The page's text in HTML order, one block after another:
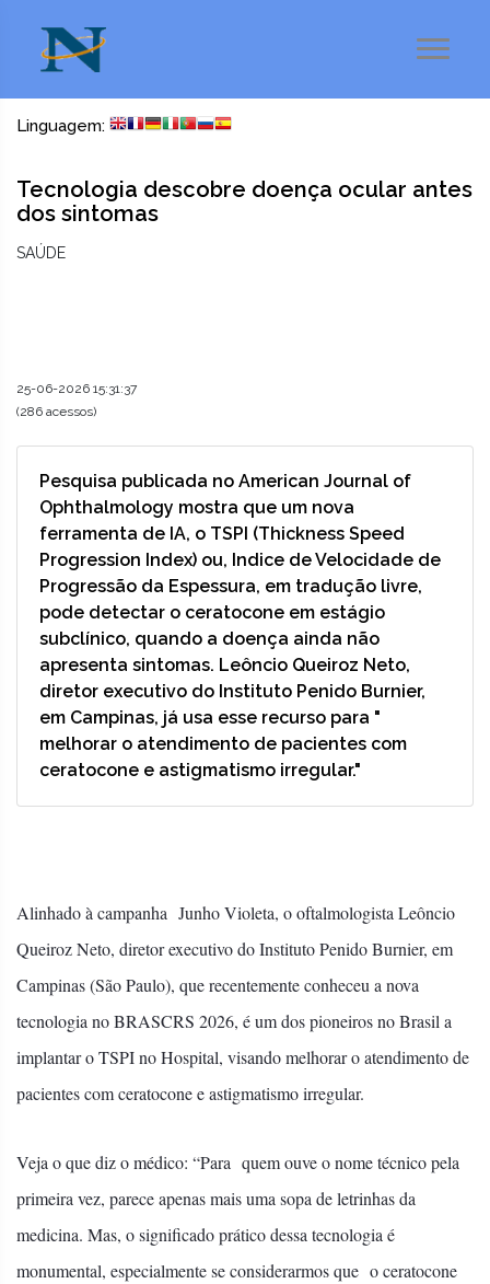
Linguagem:
Tecnologia descobre doença ocular antes
dos sintomas
SAÚDE
25-06-2026 15:31:37
(286 acessos)
Pesquisa publicada no American Journal of
Ophthalmology mostra que um nova
ferramenta de IA, o TSPI (Thickness Speed
Progression Index) ou, Indice de Velocidade de
Progressão da Espessura, em tradução livre,
pode detectar o ceratocone em estágio
subclínico, quando a doença ainda não
apresenta sintomas. Leôncio Queiroz Neto,
diretor executivo do Instituto Penido Burnier,
em Campinas, já usa esse recurso para "
melhorar o atendimento de pacientes com
ceratocone e astigmatismo irregular."
Alinhado à campanha Junho Violeta, o oftalmologista Leôncio
Queiroz Neto, diretor executivo do Instituto Penido Burnier, em
Campinas (São Paulo), que recentemente conheceu a nova
tecnologia no BRASCRS 2026, é um dos pioneiros no Brasil a
implantar o TSPI no Hospital, visando melhorar o atendimento de
pacientes com ceratocone e astigmatismo irregular.
Veja o que diz o médico: “Para quem ouve o nome técnico pela
primeira vez, parece apenas mais uma sopa de letrinhas da
medicina. Mas, o significado prático dessa tecnologia é
monumental, especialmente se considerarmos que o ceratocone